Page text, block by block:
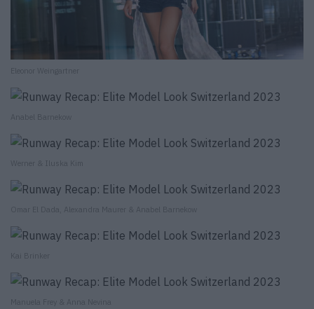
Eleonor Weingartner
Anabel Barnekow
Werner & Iluska Kim
Omar El Dada, Alexandra Maurer & Anabel Barnekow
Kai Brinker
Manuela Frey & Anna Nevina